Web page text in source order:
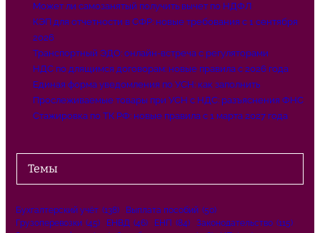
Может ли самозанятый получить вычет по НДФЛ
КЭП для отчетности в СФР: новые требования с 1 сентября
2026
Транспортный ЭДО: онлайн-встреча с регуляторами
НДС по длящимся договорам: новые правила с 2026 года
Единая форма уведомления по УСН: как заполнить
Прослеживаемые товары при УСН с НДС: разъяснения ФНС
Стажировка по ТК РФ: новые правила с 1 марта 2027 года
Темы
Бухгалтерский учёт (138) Выплата пособий (50)
Грузоперевозки (45) ЕНВД (46) ЕНП (84) Законодательство (115)